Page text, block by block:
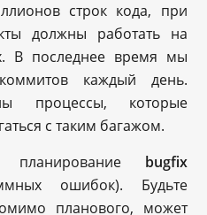
строк кода, при
должны работать на
В последнее время мы
каждый день.
процессы, которые
с таким багажом.
bugfix
ошибок). Будьте
планового, может